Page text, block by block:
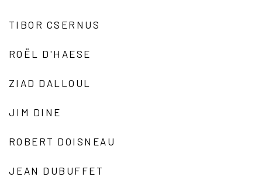
TIBOR CSERNUS
ROËL D'HAESE
ZIAD DALLOUL
JIM DINE
ROBERT DOISNEAU
JEAN DUBUFFET